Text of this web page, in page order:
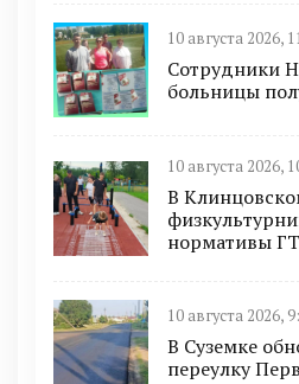
10 августа 2026,
Сотрудники
больницы
10 августа 2026,
В
нормативы
10 августа 2026,
В Суземке
переулку